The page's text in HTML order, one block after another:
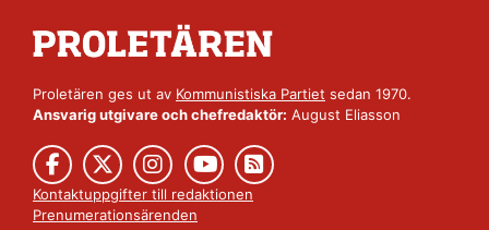
Proletären ges ut av Kommunistiska Partiet sedan 1970.
Ansvarig utgivare och chefredaktör: August Eliasson
Kontaktuppgifter till redaktionen
Prenumerationsärenden